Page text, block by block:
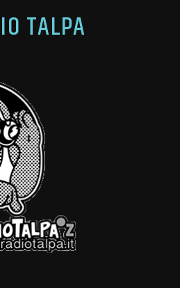
TALPA